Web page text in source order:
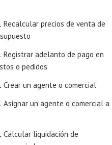
Recalcular precios de venta de
Registrar adelanto de pago en
o pedidos
Crear un agente o comercial
Asignar un agente o comercial a
Calcular liquidación de